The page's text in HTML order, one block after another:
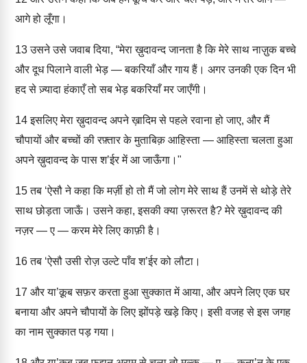
आगे हो लूँगा।
13उसने उसे जवाब दिया, “मेरा ख़ुदावन्द जानता है कि मेरे साथ नाज़ुक बच्चे
और दूध पिलाने वाली भेड़ — बकरियाँ और गाय हैं। अगर उनकी एक दिन भी
हद से ज़्यादा हंकाएँ तो सब भेड़ बकरियाँ मर जाएँगी।
14इसलिए मेरा ख़ुदावन्द अपने ख़ादिम से पहले रवाना हो जाए, और मैं
चौपायों और बच्चों की रफ़्तार के मुताबिक़ आहिस्ता — आहिस्ता चलता हुआ
अपने ख़ुदावन्द के पास श’ईर में आ जाऊँगा।"
15तब ‘ऐसौ ने कहा कि मर्ज़ी हो तो मैं जो लोग मेरे साथ हैं उनमें से थोड़े तेरे
साथ छोड़ता जाऊँ। उसने कहा, इसकी क्या ज़रूरत है? मेरे ख़ुदावन्द की
नज़र — ए — करम मेरे लिए काफ़ी है।
16तब ‘ऐसौ उसी रोज़ उल्टे पाँव श’ईर को लौटा।
17 और या’क़ूब सफ़र करता हुआ सुक्कात में आया, और अपने लिए एक घर
बनाया और अपने चौपायों के लिए झोंपड़े खड़े किए। इसी वजह से इस जगह
का नाम सुक्कात पड़ गया।